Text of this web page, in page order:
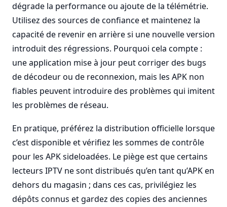
dégrade la performance ou ajoute de la télémétrie.
Utilisez des sources de confiance et maintenez la
capacité de revenir en arrière si une nouvelle version
introduit des régressions. Pourquoi cela compte :
une application mise à jour peut corriger des bugs
de décodeur ou de reconnexion, mais les APK non
fiables peuvent introduire des problèmes qui imitent
les problèmes de réseau.
En pratique, préférez la distribution officielle lorsque
c’est disponible et vérifiez les sommes de contrôle
pour les APK sideloadées. Le piège est que certains
lecteurs IPTV ne sont distribués qu’en tant qu’APK en
dehors du magasin ; dans ces cas, privilégiez les
dépôts connus et gardez des copies des anciennes